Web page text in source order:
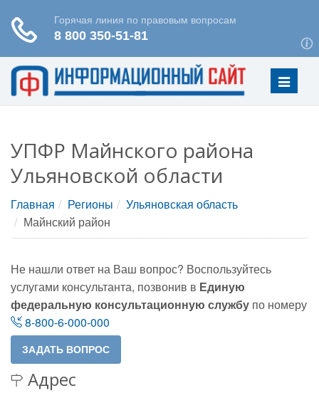
Меню
УПФР Майнского района
Ульяновской области
Главная Регионы
Ульяновская область
Майнский район
Не нашли ответ на Ваш вопрос? Воспользуйтесь
услугами консультанта, позвонив в Единую
федеральную консультационную службу по номеру
8-800-6-000-000
Адрес